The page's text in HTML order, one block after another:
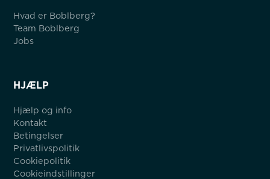
Hvad er Boblberg?
Team Boblberg
Jobs
HJÆLP
Hjælp og info
Kontakt
Betingelser
Privatlivspolitik
Cookiepolitik
Cookieindstillinger